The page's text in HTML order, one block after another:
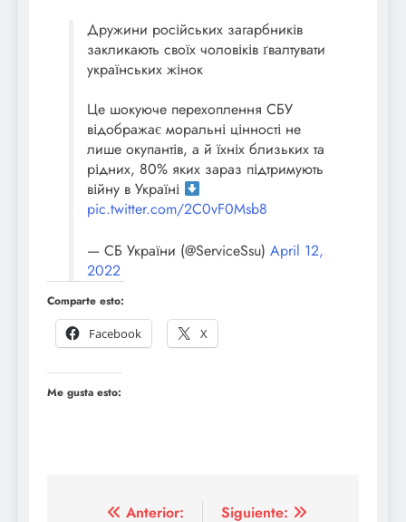
Дружини російських загарбників
закликають своїх чоловіків ґвалтувати
українських жінок
Це шокуюче перехоплення СБУ
відображає моральні цінності не
лише окупантів, а й їхніх близьких та
рідних, 80% яких зараз підтримують
війну в Україні
pic.twitter.com/2C0vF0Msb8
— СБ України (@ServiceSsu) April 12,
2022
Comparte esto:
Facebook
X
Me gusta esto:
Anterior:
Siguiente: